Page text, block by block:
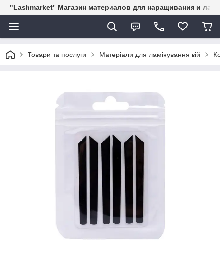
"Lashmarket" Магазин материалов для наращивания и
Товари та послуги Матеріали для ламінування вій